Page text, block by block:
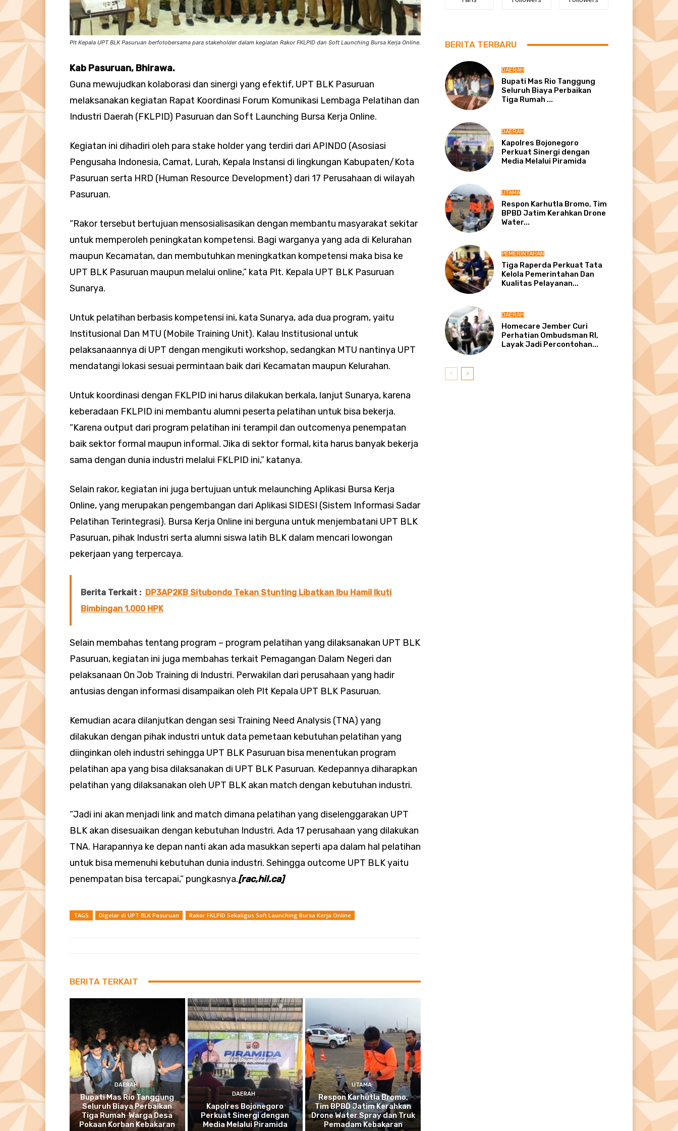
Plt Kepala UPT BLK Pasuruan berfotobersama para stakeholder dalam kegiatan Rakor FKLPID dan Soft Launching Bursa Kerja Online.
Kab Pasuruan, Bhirawa.
Guna mewujudkan kolaborasi dan sinergi yang efektif, UPT BLK Pasuruan
melaksanakan kegiatan Rapat Koordinasi Forum Komunikasi Lembaga Pelatihan dan
Industri Daerah (FKLPID) Pasuruan dan Soft Launching Bursa Kerja Online.
Kegiatan ini dihadiri oleh para stake holder yang terdiri dari APINDO (Asosiasi
Pengusaha Indonesia, Camat, Lurah, Kepala Instansi di lingkungan Kabupaten/Kota
Pasuruan serta HRD (Human Resource Development) dari 17 Perusahaan di wilayah
Pasuruan.
“Rakor tersebut bertujuan mensosialisasikan dengan membantu masyarakat sekitar
untuk memperoleh peningkatan kompetensi. Bagi warganya yang ada di Kelurahan
maupun Kecamatan, dan membutuhkan meningkatkan kompetensi maka bisa ke
UPT BLK Pasuruan maupun melalui online,” kata Plt. Kepala UPT BLK Pasuruan
Sunarya.
Untuk pelatihan berbasis kompetensi ini, kata Sunarya, ada dua program, yaitu
Institusional Dan MTU (Mobile Training Unit). Kalau Institusional untuk
pelaksanaannya di UPT dengan mengikuti workshop, sedangkan MTU nantinya UPT
mendatangi lokasi sesuai permintaan baik dari Kecamatan maupun Kelurahan.
Untuk koordinasi dengan FKLPID ini harus dilakukan berkala, lanjut Sunarya, karena
keberadaan FKLPID ini membantu alumni peserta pelatihan untuk bisa bekerja.
“Karena output dari program pelatihan ini terampil dan outcomenya penempatan
baik sektor formal maupun informal. Jika di sektor formal, kita harus banyak bekerja
sama dengan dunia industri melalui FKLPID ini,” katanya.
Selain rakor, kegiatan ini juga bertujuan untuk melaunching Aplikasi Bursa Kerja
Online, yang merupakan pengembangan dari Aplikasi SIDESI (Sistem Informasi Sadar
Pelatihan Terintegrasi). Bursa Kerja Online ini berguna untuk menjembatani UPT BLK
Pasuruan, pihak Industri serta alumni siswa latih BLK dalam mencari lowongan
pekerjaan yang terpercaya.
Berita Terkait : DP3AP2KB Situbondo Tekan Stunting Libatkan Ibu Hamil Ikuti
Bimbingan 1.000 HPK
Selain membahas tentang program – program pelatihan yang dilaksanakan UPT BLK
Pasuruan, kegiatan ini juga membahas terkait Pemagangan Dalam Negeri dan
pelaksanaan On Job Training di Industri. Perwakilan dari perusahaan yang hadir
antusias dengan informasi disampaikan oleh Plt Kepala UPT BLK Pasuruan.
Kemudian acara dilanjutkan dengan sesi Training Need Analysis (TNA) yang
dilakukan dengan pihak industri untuk data pemetaan kebutuhan pelatihan yang
diinginkan oleh industri sehingga UPT BLK Pasuruan bisa menentukan program
pelatihan apa yang bisa dilaksanakan di UPT BLK Pasuruan. Kedepannya diharapkan
pelatihan yang dilaksanakan oleh UPT BLK akan match dengan kebutuhan industri.
“Jadi ini akan menjadi link and match dimana pelatihan yang diselenggarakan UPT
BLK akan disesuaikan dengan kebutuhan Industri. Ada 17 perusahaan yang dilakukan
TNA. Harapannya ke depan nanti akan ada masukkan seperti apa dalam hal pelatihan
untuk bisa memenuhi kebutuhan dunia industri. Sehingga outcome UPT BLK yaitu
penempatan bisa tercapai,” pungkasnya.[rac,hil.ca]
TAGS Digelar di UPT BLK Pasuruan Rakor FKLPID Sekaligus Soft Launching Bursa Kerja Online
BERITA TERKAIT
DAERAH
Bupati Mas Rio Tanggung
Seluruh Biaya Perbaikan
Tiga Rumah Warga Desa
Pokaan Korban Kebakaran
DAERAH
Kapolres Bojonegoro
Perkuat Sinergi dengan
Media Melalui Piramida
UTAMA
Respon Karhutla Bromo,
Tim BPBD Jatim Kerahkan
Drone Water Spray dan Truk
Pemadam Kebakaran
BERITA TERBARU
DAERAH
Bupati Mas Rio Tanggung
Seluruh Biaya Perbaikan
Tiga Rumah ...
DAERAH
Kapolres Bojonegoro
Perkuat Sinergi dengan
Media Melalui Piramida
UTAMA
Respon Karhutla Bromo, Tim
BPBD Jatim Kerahkan Drone
Water...
PEMERINTAHAN
Tiga Raperda Perkuat Tata
Kelola Pemerintahan Dan
Kualitas Pelayanan...
DAERAH
Homecare Jember Curi
Perhatian Ombudsman RI,
Layak Jadi Percontohan...